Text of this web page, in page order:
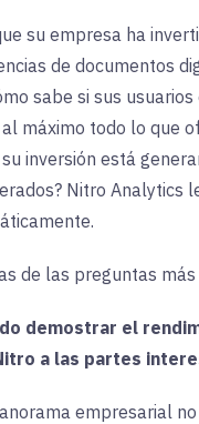
su empresa ha
de documentos
sabe si sus usuarios
máximo todo lo que
inversión está
Nitro Analytics
de las preguntas
demostrar el
a las partes
empresarial